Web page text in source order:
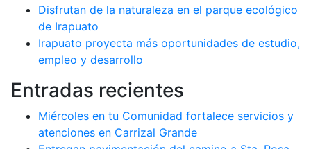
Disfrutan de la naturaleza en el parque ecológico
de Irapuato
Irapuato proyecta más oportunidades de estudio,
empleo y desarrollo
Entradas recientes
Miércoles en tu Comunidad fortalece servicios y
atenciones en Carrizal Grande